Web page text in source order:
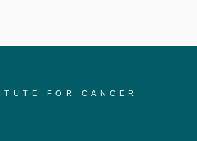
FOR CANCER